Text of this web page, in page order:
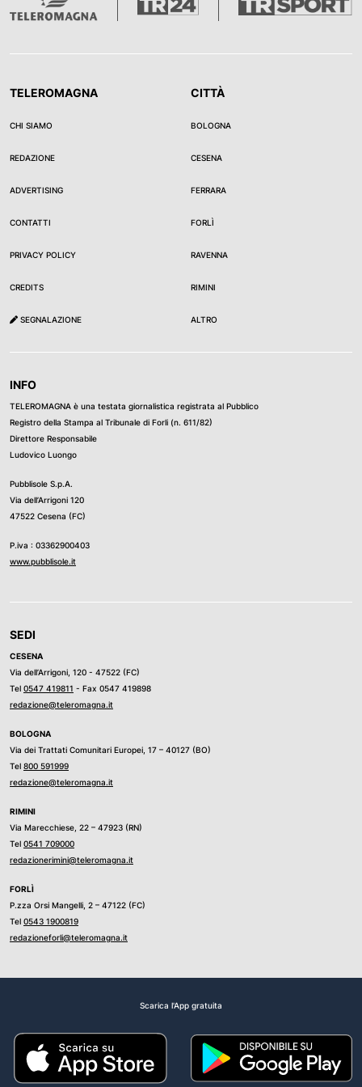
TELEROMAGNA
CHI SIAMO
REDAZIONE
ADVERTISING
CONTATTI
PRIVACY POLICY
CREDITS
SEGNALAZIONE
CITTÀ
BOLOGNA
CESENA
FERRARA
FORLÌ
RAVENNA
RIMINI
ALTRO
INFO
TELEROMAGNA è una testata giornalistica registrata al Pubblico
Registro della Stampa al Tribunale di Forli (n. 611/82)
Direttore Responsabile
Ludovico Luongo
Pubblisole S.p.A.
Via dell’Arrigoni 120
47522 Cesena (FC)
P.iva : 03362900403
www.pubblisole.it
SEDI
CESENA
Via dell’Arrigoni, 120 - 47522 (FC)
Tel 0547 419811 - Fax 0547 419898
redazione@teleromagna.it
BOLOGNA
Via dei Trattati Comunitari Europei, 17 – 40127 (BO)
Tel 800 591999
redazione@teleromagna.it
RIMINI
Via Marecchiese, 22 – 47923 (RN)
Tel 0541 709000
redazionerimini@teleromagna.it
FORLÌ
P.zza Orsi Mangelli, 2 – 47122 (FC)
Tel 0543 1900819
redazioneforli@teleromagna.it
Scarica l'App gratuita